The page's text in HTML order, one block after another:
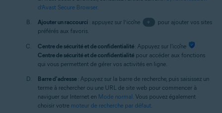
d’Avast Secure Browser.
Ajouter un raccourci : appuyez sur l’icône +
pour ajouter vos sites
préférés aux favoris.
Centre de sécurité et de confidentialité: Appuyez sur l'icône
Centre de sécurité et de confidentialité pour accéder aux fonctions
qui vous permettent de gérer vos activités en ligne.
Barre d'adresse : Appuyez sur la barre de recherche, puis saisissez un
terme à rechercher ou une URL de site web pour commencer à
naviguer sur Internet en Mode normal. Vous pouvez également
choisir votre moteur de recherche par défaut.